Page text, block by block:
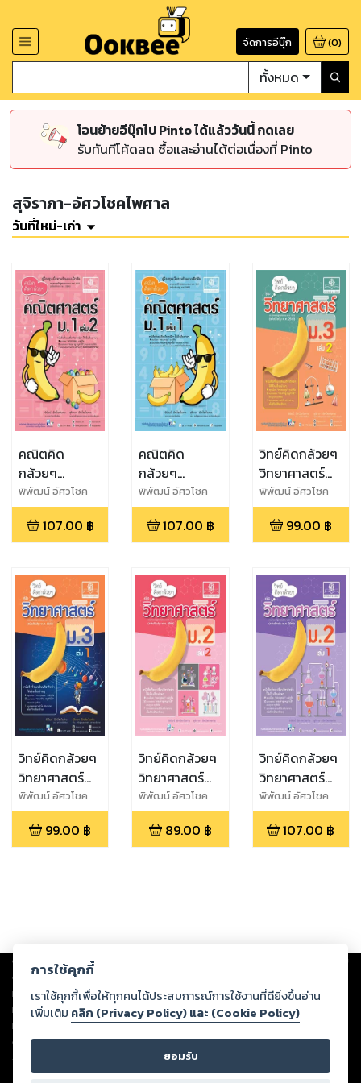
จัดการอีบุ๊ก (0)
ทั้งหมด
โอนย้ายอีบุ๊กไป Pinto ได้แล้ววันนี้ กดเลย
รับทันทีโค้ดลด ซื้อและอ่านได้ต่อเนื่องที่ Pinto
สุจิราภา-อัศวโชคไพศาล
วันที่ใหม่-เก่า
คณิตคิด
กล้วยๆ
คณิตศาสตร์
ม.1 เล่ม 2
(หลักสูตร
2560)
พิพัฒน์ อัศวโชค
ไพศาล,สุจิราภา
อัศวโชคไพศาล
107.00 ฿
คณิตคิด
กล้วยๆ
คณิตศาสตร์
ม.1 เล่ม 1
(หลักสูตร
2560)
พิพัฒน์ อัศวโชค
ไพศาล,สุจิราภา
อัศวโชคไพศาล
107.00 ฿
วิทย์คิดกล้วยๆ
วิทยาศาสตร์
ม.3 เล่ม 2
(หลักสูตร
ปรับปรุง
พิพัฒน์ อัศวโชค
ไพศาล,สุจิราภา
อัศวโชคไพศาล
99.00 ฿
วิทย์คิดกล้วยๆ
วิทยาศาสตร์
ม.3 เล่ม 1
(หลักสูตร
ปรับปรุง
พิพัฒน์ อัศวโชค
ไพศาล,สุจิราภา
อัศวโชคไพศาล
99.00 ฿
วิทย์คิดกล้วยๆ
วิทยาศาสตร์
ม.2 เล่ม 2
(หลักสูตร
ปรับปรุง
พิพัฒน์ อัศวโชค
ไพศาล,สุจิราภา
อัศวโชคไพศาล
89.00 ฿
วิทย์คิดกล้วยๆ
วิทยาศาสตร์
ม.2 เล่ม 1
(หลักสูตร
ปรับปรุง
พิพัฒน์ อัศวโชค
ไพศาล,สุจิราภา
อัศวโชคไพศาล
107.00 ฿
Copyright © 2026
ต่อผลงานหรือเนื้อหาใดที่อัปโหลดผ่านเว็บไซต์และปรากฏว่าละเมิดสิทธิใน
ทรัพย์สินทางปัญญาของบุคคลอื่นหรือขัดต่อกฎหมายและศีลธรรม ดังนั้น ผู้อ่าน
ทุกท่านโปรดใช้วิจารณญาณในการกลั่นกรองด้วยตนเอง และหากท่านพบว่าส่วน
หนึ่งส่วนใดขัดต่อกฎหมายและศีลธรรม กรุณาแจ้งมายังบริษัท เพื่อทีมงานจะได้
ดำเนินการในทันที ทั้งนี้ ทางสตอรี่ล็อกขอสงวนลิขสิทธิ์ตามพระราชบัญญัติ
ลิขสิทธิ์ พ.ศ. 2537 (ฉบับล่าสุด)
การใช้คุกกี้
เราใช้คุกกี้เพื่อให้ทุกคนได้ประสบการณ์การใช้งานที่ดียิ่งขึ้นอ่าน
เพิ่มเติม คลิก (Privacy Policy) และ (Cookie Policy)
ยอมรับ